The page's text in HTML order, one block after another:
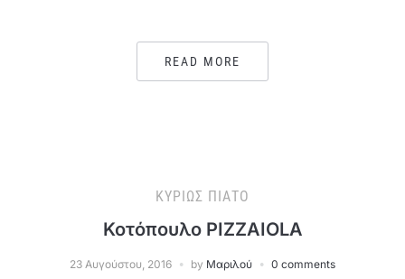
READ MORE
ΚΥΡΊΩΣ ΠΙΆΤΟ
Κοτόπουλο PIZZAIOLA
23 Αυγούστου, 2016 by Μαριλού 0 comments